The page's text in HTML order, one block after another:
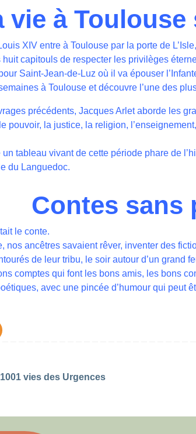
vie à
XIV entre à Toulouse par la porte de
capitouls de respecter les privilèges
Saint-Jean-de-Luz où il va épouser
à Toulouse et découvre l’une des
précédents, Jacques Arlet aborde les
pouvoir, la justice, la religion,
un tableau vivant de cette période phare de
du Languedoc.
Contes sans
le conte.
nos ancêtres savaient rêver, inventer des
de leur tribu, le soir autour d’un grand
comptes qui font les bons amis, les bons
avec une pincée d’humour qui peut
vies des Urgences